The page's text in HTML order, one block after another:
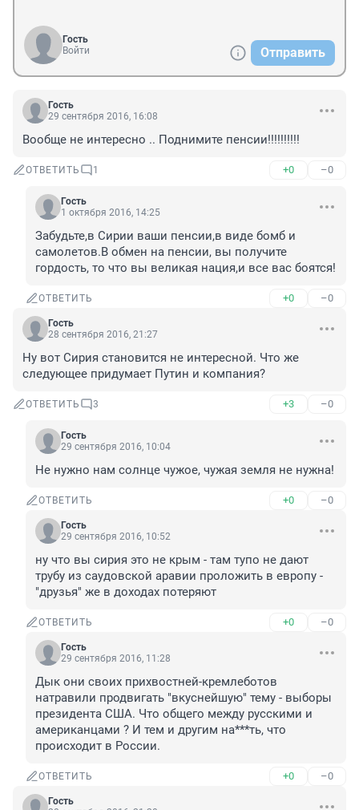
Гость
Войти
Отправить
Гость
29 сентября 2016, 16:08
Вообще не интересно .. Поднимите пенсии!!!!!!!!!!
ОТВЕТИТЬ 1 +0 –0
Гость
1 октября 2016, 14:25
Забудьте,в Сирии ваши пенсии,в виде бомб и
самолетов.В обмен на пенсии, вы получите
гордость, то что вы великая нация,и все вас боятся!
ОТВЕТИТЬ +0 –0
Гость
28 сентября 2016, 21:27
Ну вот Сирия становится не интересной. Что же
следующее придумает Путин и компания?
ОТВЕТИТЬ 3 +3 –0
Гость
29 сентября 2016, 10:04
Не нужно нам солнце чужое, чужая земля не нужна!
ОТВЕТИТЬ +0 –0
Гость
29 сентября 2016, 10:52
ну что вы сирия это не крым - там тупо не дают
трубу из саудовской аравии проложить в европу -
"друзья" же в доходах потеряют
ОТВЕТИТЬ +0 –0
Гость
29 сентября 2016, 11:28
Дык они своих прихвостней-кремлеботов
натравили продвигать "вкуснейшую" тему - выборы
президента США. Что общего между русскими и
американцами ? И тем и другим на***ть, что
происходит в России.
ОТВЕТИТЬ +0 –0
Гость